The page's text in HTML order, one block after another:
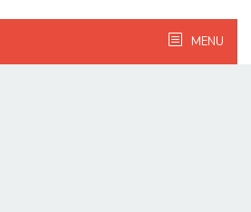
MENU